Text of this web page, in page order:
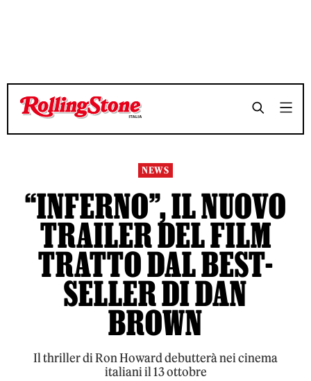
TEMPO DI LETTURA 2 MINUTI SHARE
TEMPO DI LETTURA 2 MINUTI SHARE
NEWS
“INFERNO”, IL NUOVO
TRAILER DEL FILM
TRATTO DAL BEST-
SELLER DI DAN
BROWN
Il thriller di Ron Howard debutterà nei cinema
italiani il 13 ottobre